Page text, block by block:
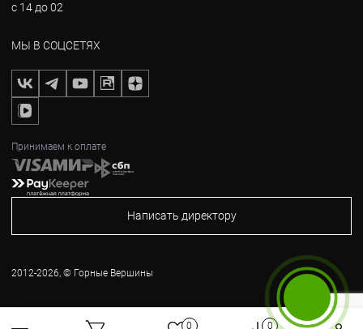
с 14 до 02
МЫ В СОЦСЕТЯХ
Принимаем к оплате
Написать директору
2012-2026, © Горные Вершины
0 0
Бесплатный звонок